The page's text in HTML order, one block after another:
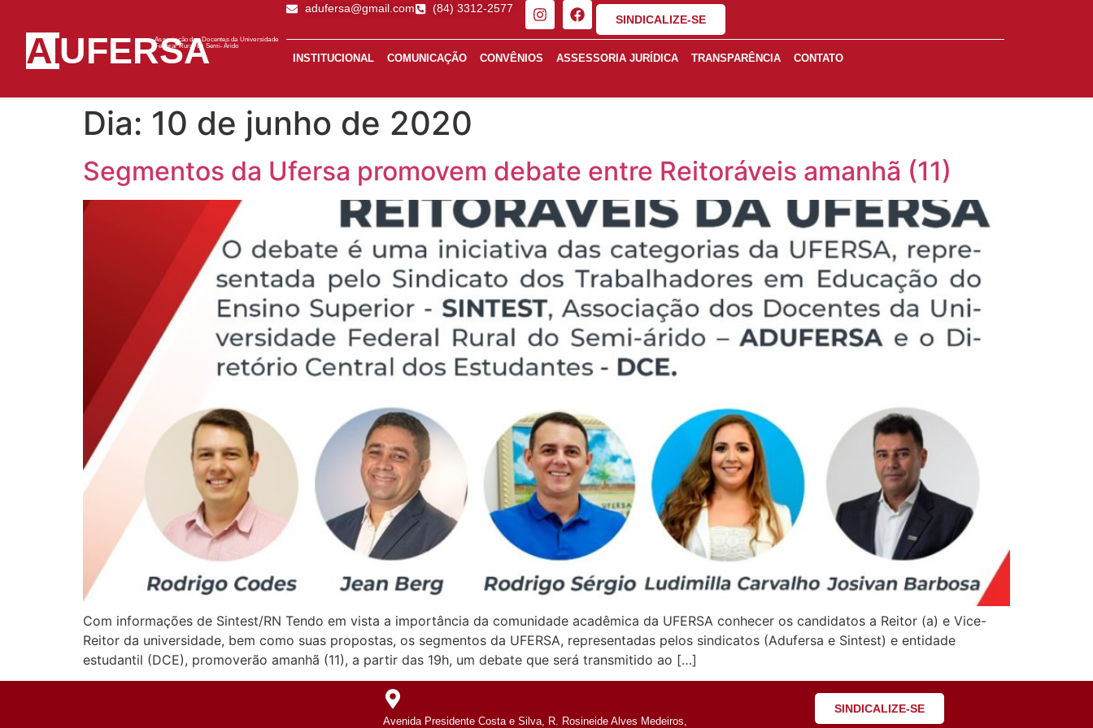
ADUFERSAAssociação dos Docentes da Universidade
Federal Rural do Semi-Árido
adufersa@gmail.com
(84) 3312-2577
SINDICALIZE-SE
INSTITUCIONAL COMUNICAÇÃO CONVÊNIOS ASSESSORIA JURÍDICA TRANSPARÊNCIA CONTATO
Dia: 10 de junho de 2020
Segmentos da Ufersa promovem debate entre Reitoráveis amanhã (11)
Com informações de Sintest/RN Tendo em vista a importância da comunidade acadêmica da UFERSA conhecer os candidatos a Reitor (a) e Vice-
Reitor da universidade, bem como suas propostas, os segmentos da UFERSA, representadas pelos sindicatos (Adufersa e Sintest) e entidade
estudantil (DCE), promoverão amanhã (11), a partir das 19h, um debate que será transmitido ao […]
Avenida Presidente Costa e Silva, R. Rosineide Alves Medeiros,
SINDICALIZE-SE